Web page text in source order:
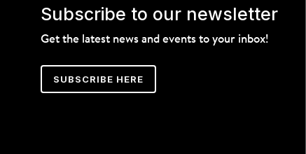
Subscribe to our newsletter
Get the latest news and events to your inbox!
SUBSCRIBE HERE